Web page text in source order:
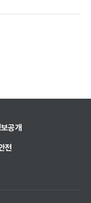
공개
전